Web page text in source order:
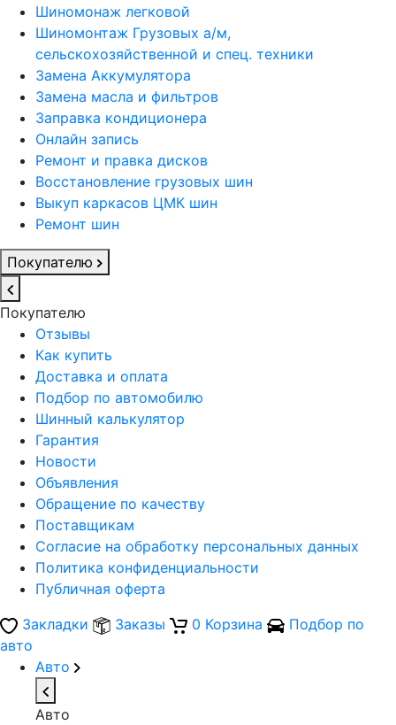
Шиномонаж легковой
Шиномонтаж Грузовых а/м,
сельскохозяйственной и спец. техники
Замена Аккумулятора
Замена масла и фильтров
Заправка кондиционера
Онлайн запись
Ремонт и правка дисков
Восстановление грузовых шин
Выкуп каркасов ЦМК шин
Ремонт шин
Покупателю
Покупателю
Отзывы
Как купить
Доставка и оплата
Подбор по автомобилю
Шинный калькулятор
Гарантия
Новости
Объявления
Обращение по качеству
Поставщикам
Согласие на обработку персональных данных
Политика конфиденциальности
Публичная оферта
Закладки
Заказы 0 Корзина
Подбор по
авто
Авто
Авто